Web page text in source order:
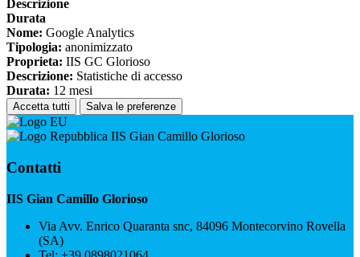
Descrizione
Durata
Nome: Google Analytics
Tipologia: anonimizzato
Proprieta: IIS GC Glorioso
Descrizione: Statistiche di accesso
Durata: 12 mesi
Accetta tutti Salva le preferenze
IIS Gian Camillo Glorioso
Contatti
IIS Gian Camillo Glorioso
Via Avv. Enrico Quaranta snc, 84096 Montecorvino Rovella
(SA)